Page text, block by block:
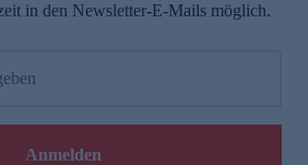
in den Newsletter-E-Mails möglich.
Anmelden